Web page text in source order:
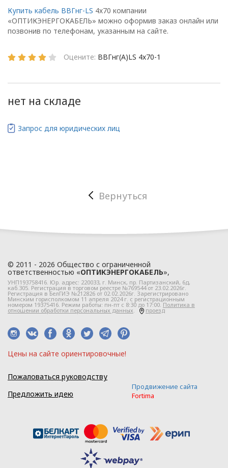
Купить кабель ВВГнг-LS 4х70 компании
«ОПТИКЭНЕРГОКАБЕЛЬ» можно оформив заказ онлайн или
позвонив по телефонам, указанным на сайте.
Оцените: ВВГнг(А)LS 4х70-1
нет на складе
Запрос для юридических лиц
Вернуться
© 2011 - 2026 Общество с ограниченной
ответственностью «ОПТИКЭНЕРГОКАБЕЛЬ»,
УНП193758416. Юр. адрес: 220033, г. Минск, пр. Партизанский, 6д,
каб.305. Регистрация в торговом реестре №769544 от 23.02.2026г.
Регистрация в БелГИЭ №212826 от 02.02.2026г. Зарегистрировано
Минским горисполкомом 11 апреля 2024 г. с регистрационным
номером 19375416. Режим работы: пн-пт с 8:30 до 17:00.Политика в
отношении обработки персональных данных. проезд
Цeны нa caйтe opиeнтиpoвoчные!
Пожаловаться руководству
Предложить идею
Продвижение сайта
Fortima
Общие
положения
в ООО
(далее – Политика)
требования к защите
персональных данных,
1.2. Политика в
отношении персональных
данных разработана с
учетом требований
законодательства
регулирующего
персональных данных.
1.3. Локальные правовые
акты по вопросам
обработки и
данных разрабатываются
на основании Политики в
отношении персональных
данных ООО